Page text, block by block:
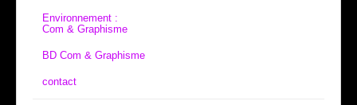
Environnement :
Com & Graphisme
BD Com & Graphisme
contact